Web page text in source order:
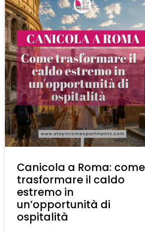
Canicola a Roma: come
trasformare il caldo
estremo in
un’opportunità di
ospitalità